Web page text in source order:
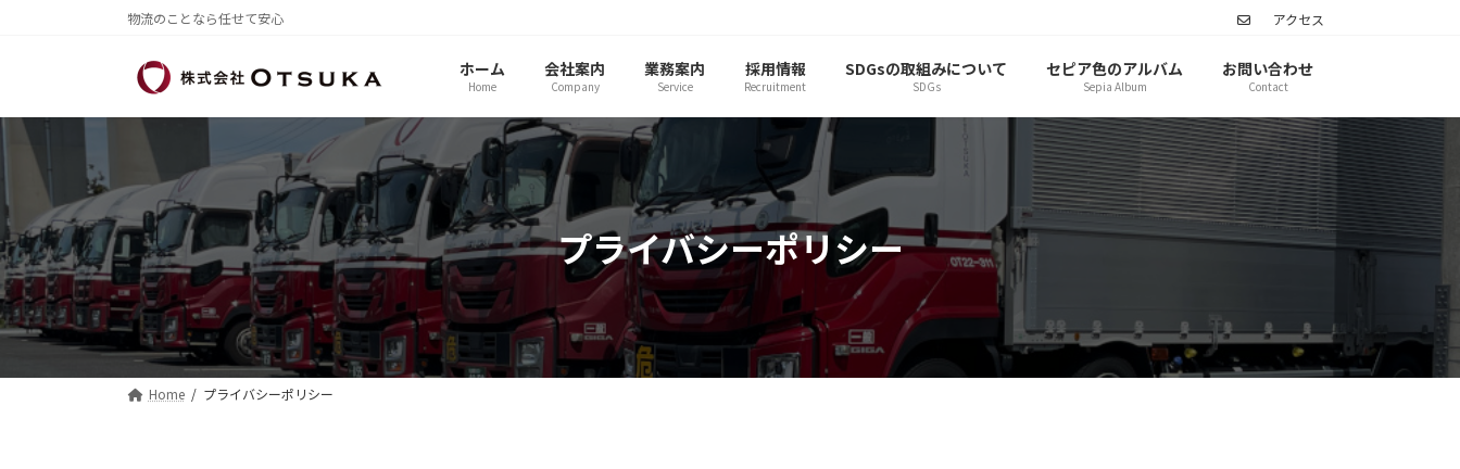
ツ
ッ
プ
シ
移
動
物流のことなら任せて安心 アクセス
ホーム
Home
会社案内
Company
業務案内
Service
採用情報
Recruitment
SDGsの取組みについて
SDGs
セピア色のアルバム
Sepia Album
お問い合わせ
Contact
プライバシーポリシー
Home プライバシーポリシー